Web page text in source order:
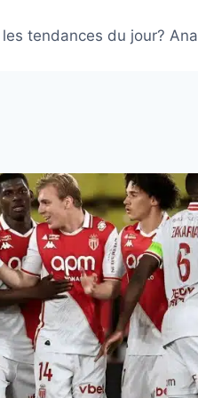
tendances du jour?